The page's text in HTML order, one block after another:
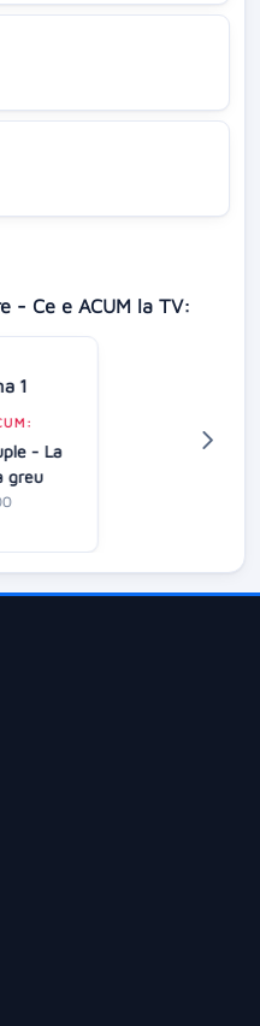
- Ce e ACUM la TV:
1
- La
greu